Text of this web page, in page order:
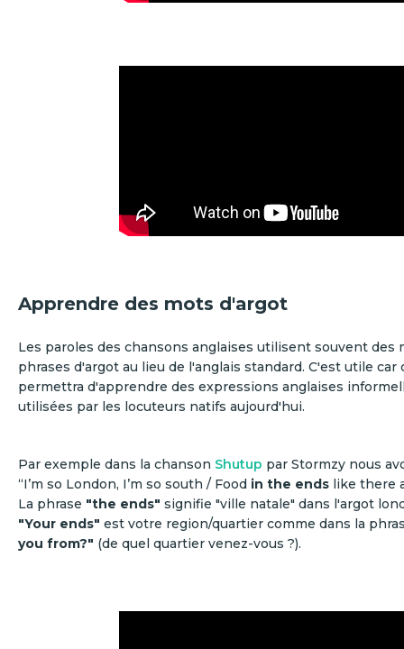
Apprendre des mots d'argot
Les paroles des chansons anglaises utilisent souvent des
phrases d'argot au lieu de l'anglais standard. C'est utile car
permettra d'apprendre des expressions anglaises
utilisées par les locuteurs natifs aujourd'hui.
Par exemple dans la chanson Shutup par Stormzy nous
“I’m so London, I’m so south / Food in the ends like there
La phrase "the ends" signifie "ville natale" dans l'argot
"Your ends" est votre region/quartier comme dans la
you from?" (de quel quartier venez-vous ?).